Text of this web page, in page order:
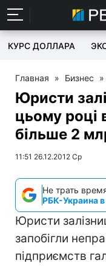
КУРС ДОЛЛАРА
Главная » Бизнес »
Юристи
цьому році
більше 2
11:51 26.12.2012 Ср
Не трать
РБК-Украина
Юристи
запобігли
підприємств